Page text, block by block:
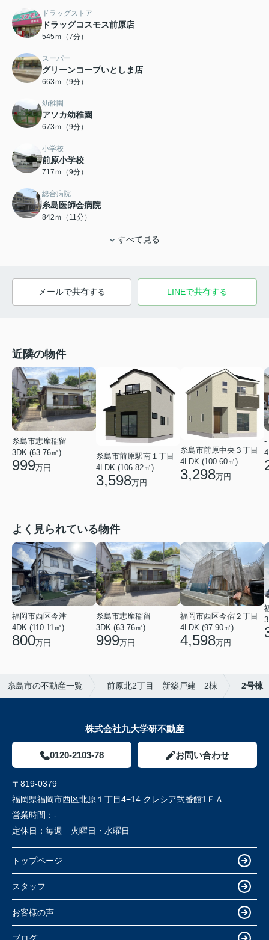
ドラッグストア
ドラッグコスモス前原店
545ｍ（7分）
スーパー
グリーンコープいとしま店
663ｍ（9分）
幼稚園
アソカ幼稚園
673ｍ（9分）
小学校
前原小学校
717ｍ（9分）
総合病院
糸島医師会病院
842ｍ（11分）
すべて見る
メールで共有する LINEで共有する
近隣の物件
糸島市志摩稲留
3DK (63.76㎡)
999万円
糸島市前原駅南１丁目
4LDK (106.82㎡)
3,598万円
糸島市前原中央３丁目
4LDK (100.60㎡)
3,298万円
-
よく見られている物件
福岡市西区今津
4DK (110.11㎡)
800万円
糸島市志摩稲留
3DK (63.76㎡)
999万円
福岡市西区今宿２丁目
4LDK (97.90㎡)
4,598万円
糸島市の不動産一覧 前原北2丁目 新築戸建 2棟 2号棟
株式会社九大学研不動産
0120-2103-78 お問い合わせ
〒819-0379
福岡県福岡市西区北原１丁目4−14 クレシア弐番館1ＦＡ
営業時間： -
定休日： 毎週 火曜日・水曜日
トップページ
スタッフ
お客様の声
ブログ